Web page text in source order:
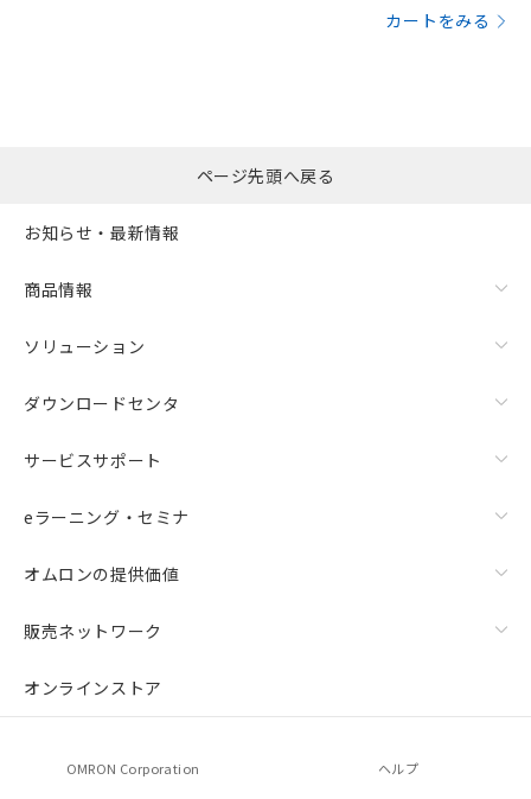
カートをみる
ページ先頭へ戻る
お知らせ・最新情報
商品情報
ソリューション
ダウンロードセンタ
サービスサポート
eラーニング・セミナ
オムロンの提供価値
販売ネットワーク
オンラインストア
OMRON Corporation ヘルプ